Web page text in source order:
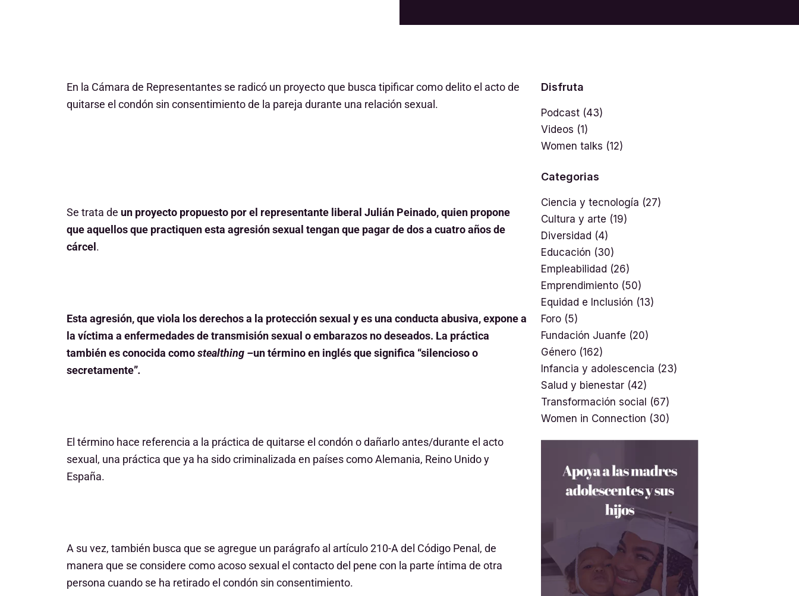
En la Cámara de Representantes se radicó un proyecto que busca tipificar como delito el acto de
quitarse el condón sin consentimiento de la pareja durante una relación sexual.
Se trata de un proyecto propuesto por el representante liberal Julián Peinado, quien propone
que aquellos que practiquen esta agresión sexual tengan que pagar de dos a cuatro años de
cárcel.
Esta agresión, que viola los derechos a la protección sexual y es una conducta abusiva, expone a
la víctima a enfermedades de transmisión sexual o embarazos no deseados. La práctica
también es conocida comostealthing –un término en inglés que significa “silencioso o
secretamente”.
El término hace referencia a la práctica de quitarse el condón o dañarlo antes/durante el acto
sexual, una práctica que ya ha sido criminalizada en países como Alemania, Reino Unido y
España.
A su vez, también busca que se agregue un parágrafo al artículo 210-A del Código Penal, de
manera que se considere como acoso sexual el contacto del pene con la parte íntima de otra
persona cuando se ha retirado el condón sin consentimiento.
Disfruta
Podcast (43)
Videos (1)
Women talks (12)
Categorias
Ciencia y tecnología (27)
Cultura y arte (19)
Diversidad (4)
Educación (30)
Empleabilidad (26)
Emprendimiento (50)
Equidad e Inclusión (13)
Foro (5)
Fundación Juanfe (20)
Género (162)
Infancia y adolescencia (23)
Salud y bienestar (42)
Transformación social (67)
Women in Connection (30)